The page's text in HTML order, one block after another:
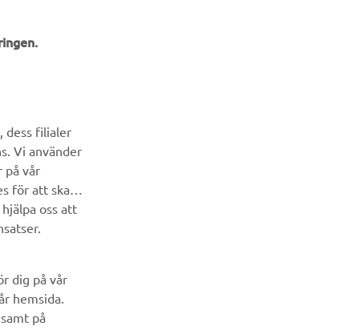
och mycket mer
vår integritetspolicy för att ta reda på hur vi behandlar dina
dess filialer
Vi använder
på vår
för att skapa
oss att
dig på vår
hemsida.
på